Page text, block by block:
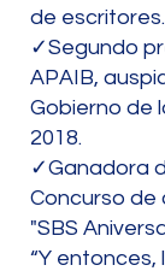
de
✓Segundo
APAIB,
Gobierno de
2018.
✓Ganadora
Concurso de
"SBS
“Y entonces,